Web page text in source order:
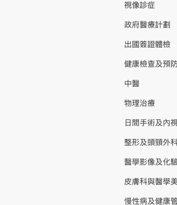
視像診症
政府醫療計劃
出國簽證體檢
健康檢查及預
中醫
物理治療
日間手術及內
整形及頭頸外
醫學影像及化
皮膚科與醫學
慢性病及健康